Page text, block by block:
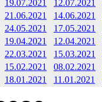
19.07.2021 12.07.2021
21.06.2021 14.06.2021
24.05.2021 17.05.2021
19.04.2021 12.04.2021
22.03.2021 15.03.2021
15.02.2021 08.02.2021
18.01.2021 11.01.2021